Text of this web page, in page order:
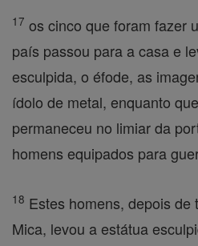
17 os cinco que foram fazer
país passou para a casa e
esculpida, o éfode, as
ídolo de metal, enquanto
permaneceu no limiar da
homens equipados para
18 Estes homens, depois de
Mica, levou a estátua